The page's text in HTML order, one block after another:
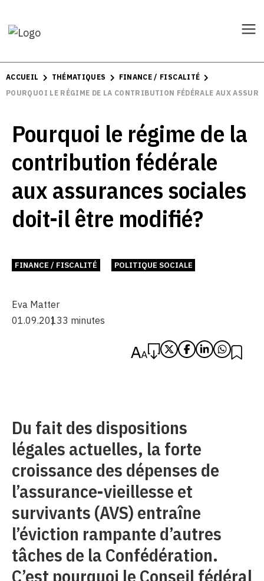
ACCUEIL THÉMATIQUES
FINANCE / FISCALITÉ
POURQUOI LE RÉGIME DE LA CONTRIBUTION FÉDÉRALE AUX
Pourquoi le régime de la
contribution fédérale
aux assurances sociales
doit-il être modifié?
FINANCE / FISCALITÉ POLITIQUE SOCIALE
Eva Matter
01.09.20133 minutes
Du fait des dispositions
légales actuelles, la forte
croissance des dépenses de
l’assurance-vieillesse et
survivants (AVS) entraîne
l’éviction rampante d’autres
tâches de la Confédération.
C’est pourquoi le Conseil fédéral